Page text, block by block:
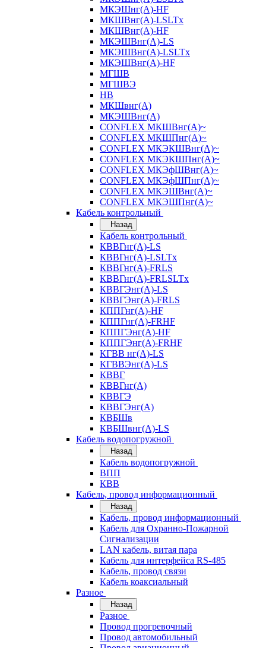
МКЭШнг(А)-HF
МКШВнг(A)-LSLTx
МКШВнг(А)-HF
МКЭШВнг(А)-LS
МКЭШВнг(A)-LSLTx
МКЭШВнг(А)-HF
МГШВ
МГШВЭ
НВ
МКШвнг(А)
МКЭШВнг(А)
CONFLEX МКШВнг(А)~
CONFLEX МКШПнг(А)~
CONFLEX МКЭКШВнг(А)~
CONFLEX МКЭКШПнг(А)~
CONFLEX МКЭфШВнг(А)~
CONFLEX МКЭфШПнг(А)~
CONFLEX МКЭШВнг(А)~
CONFLEX МКЭШПнг(А)~
Кабель контрольный
Назад
Кабель контрольный
КВВГнг(А)-LS
КВВГнг(А)-LSLTx
КВВГнг(А)-FRLS
КВВГнг(А)-FRLSLTx
КВВГЭнг(А)-LS
КВВГЭнг(А)-FRLS
КППГнг(А)-HF
КППГнг(А)-FRHF
КППГЭнг(А)-HF
КППГЭнг(А)-FRHF
КГВВ нг(А)-LS
КГВВЭнг(А)-LS
КВВГ
КВВГнг(А)
КВВГЭ
КВВГЭнг(А)
КВБШв
КВБШвнг(А)-LS
Кабель водопогружной
Назад
Кабель водопогружной
ВПП
КВВ
Кабель, провод информационный
Назад
Кабель, провод информационный
Кабель для Охранно-Пожарной
Сигнализации
LAN кабель, витая пара
Кабель для интерфейса RS-485
Кабель, провод связи
Кабель коаксиальный
Разное
Назад
Разное
Провод прогревочный
Провод автомобильный